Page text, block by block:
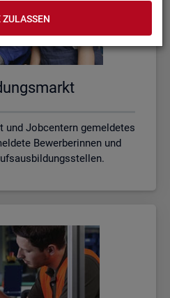
und Jobcentern gemeldetes
Bewerberinnen und